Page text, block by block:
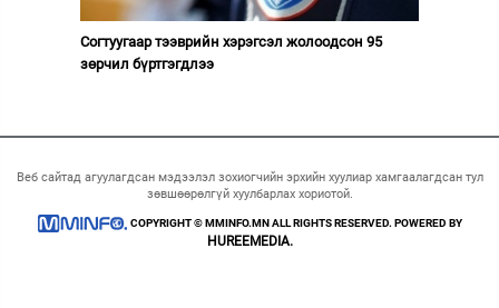
Согтуугаар тээврийн хэрэгсэл жолоодсон 95
зөрчил бүртгэгдлээ
Веб сайтад агуулагдсан мэдээлэл зохиогчийн эрхийн хуулиар хамгаалагдсан тул
зөвшөөрөлгүй хуулбарлах хориотой.
COPYRIGHT © MMINFO.MN ALL RIGHTS RESERVED. POWERED BY
HUREEMEDIA.